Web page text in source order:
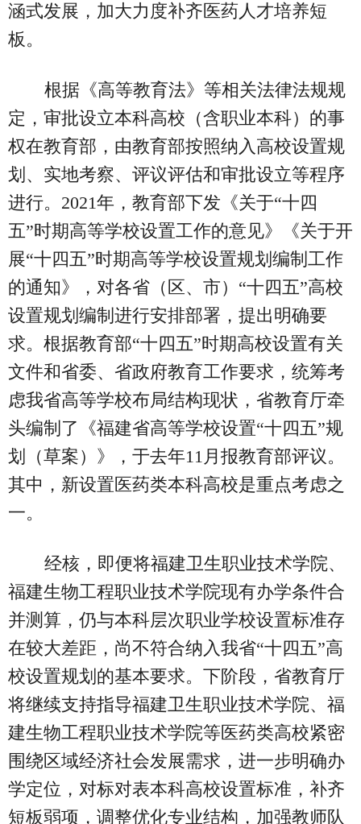
涵式发展，加大力度补齐医药人才培养短
板。
根据《高等教育法》等相关法律法规规
定，审批设立本科高校（含职业本科）的事
权在教育部，由教育部按照纳入高校设置规
划、实地考察、评议评估和审批设立等程序
进行。2021年，教育部下发《关于“十四
五”时期高等学校设置工作的意见》《关于开
展“十四五”时期高等学校设置规划编制工作
的通知》，对各省（区、市）“十四五”高校
设置规划编制进行安排部署，提出明确要
求。根据教育部“十四五”时期高校设置有关
文件和省委、省政府教育工作要求，统筹考
虑我省高等学校布局结构现状，省教育厅牵
头编制了《福建省高等学校设置“十四五”规
划（草案）》，于去年11月报教育部评议。
其中，新设置医药类本科高校是重点考虑之
一。
经核，即便将福建卫生职业技术学院、
福建生物工程职业技术学院现有办学条件合
并测算，仍与本科层次职业学校设置标准存
在较大差距，尚不符合纳入我省“十四五”高
校设置规划的基本要求。下阶段，省教育厅
将继续支持指导福建卫生职业技术学院、福
建生物工程职业技术学院等医药类高校紧密
围绕区域经济社会发展需求，进一步明确办
学定位，对标对表本科高校设置标准，补齐
短板弱项，调整优化专业结构，加强教师队